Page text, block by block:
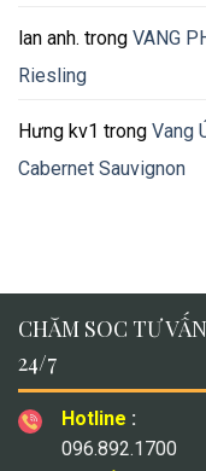
lan anh. trong VANG
Riesling
Hưng kv1 trong Vang
Cabernet Sauvignon
CHĂM SOC TƯ VẤN
24/7
Hotline :
096.892.1700